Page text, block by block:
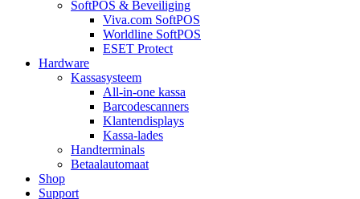
SoftPOS & Beveiliging
Viva.com SoftPOS
Worldline SoftPOS
ESET Protect
Hardware
Kassasysteem
All-in-one kassa
Barcodescanners
Klantendisplays
Kassa-lades
Handterminals
Betaalautomaat
Shop
Support